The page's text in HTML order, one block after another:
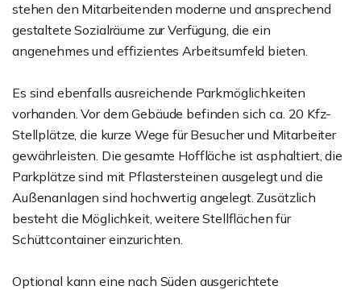
stehen den Mitarbeitenden moderne und ansprechend
gestaltete Sozialräume zur Verfügung, die ein
angenehmes und effizientes Arbeitsumfeld bieten.
Es sind ebenfalls ausreichende Parkmöglichkeiten
vorhanden. Vor dem Gebäude befinden sich ca. 20 Kfz-
Stellplätze, die kurze Wege für Besucher und Mitarbeiter
gewährleisten. Die gesamte Hoffläche ist asphaltiert, die
Parkplätze sind mit Pflastersteinen ausgelegt und die
Außenanlagen sind hochwertig angelegt. Zusätzlich
besteht die Möglichkeit, weitere Stellflächen für
Schüttcontainer einzurichten.
Optional kann eine nach Süden ausgerichtete